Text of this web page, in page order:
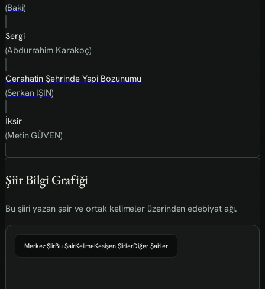
(Baki)
Sergi
(Abdurrahim Karakoç)
Cerahatin Şehrinde Yapi Bozunumu
(Serkan IŞIN)
İksir
(Metin GÜVEN)
Şiir Bilgi Grafiği
Bu şiiri yazan şair ve ortak kelimeler üzerinden edebiyat ağı.
Merkez ŞiirBu ŞairKelimeKesişen ŞiirlerDiğer Şairler